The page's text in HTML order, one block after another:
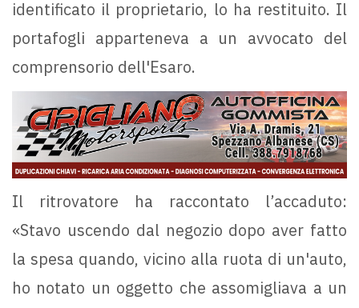
identificato il proprietario, lo ha restituito. Il
portafogli apparteneva a un avvocato del
comprensorio dell'Esaro.
Il ritrovatore ha raccontato l’accaduto:
«Stavo uscendo dal negozio dopo aver fatto
la spesa quando, vicino alla ruota di un'auto,
ho notato un oggetto che assomigliava a un